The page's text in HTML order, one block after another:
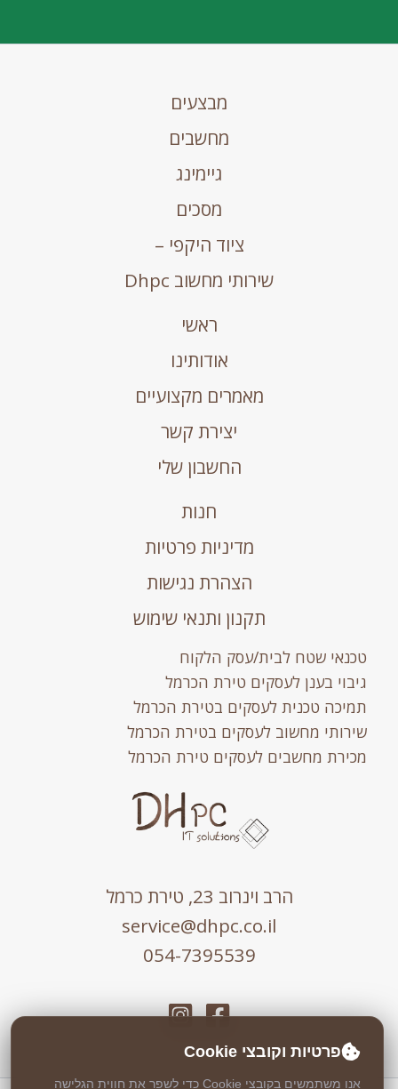
מבצעים
מחשבים
גיימינג
מסכים
ציוד היקפי –
שירותי מחשוב Dhpc
ראשי
אודותינו
מאמרים מקצועיים
יצירת קשר
החשבון שלי
חנות
מדיניות פרטיות
הצהרת נגישות
תקנון ותנאי שימוש
טכנאי שטח לבית/עסק הלקוח
גיבוי בענן לעסקים טירת הכרמל
תמיכה טכנית לעסקים בטירת הכרמל
שירותי מחשוב לעסקים בטירת הכרמל
מכירת מחשבים לעסקים טירת הכרמל
הרב וינרוב 23, טירת כרמל
service@dhpc.co.il
054-7395539
פרטיות וקובצי Cookie
אנו משתמשים בקובצי Cookie כדי לשפר את חווית הגלישה